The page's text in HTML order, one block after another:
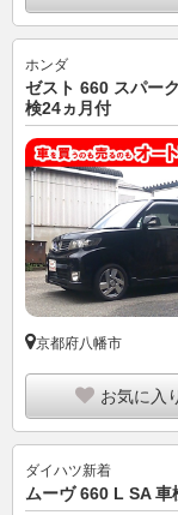
ホンダ
ゼスト 660 スパー
検24ヵ月付
京都府八幡市
お気に入
ダイハツ新着
ムーヴ 660 L SA 車